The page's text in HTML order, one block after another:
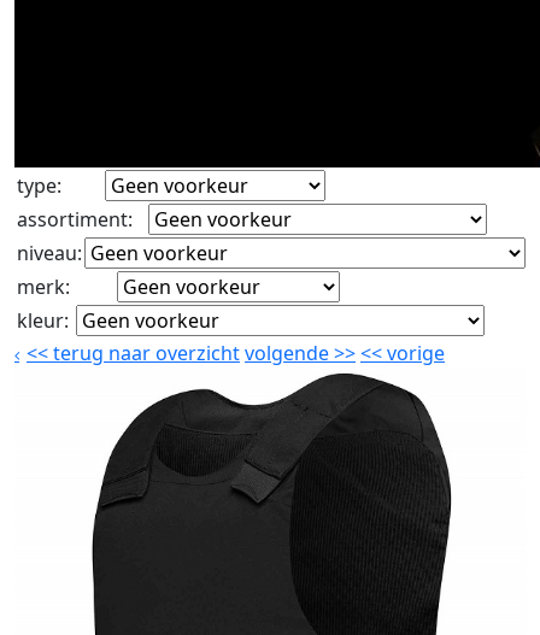
type:
assortiment:
niveau:
merk:
kleur:
<<terug naar overzichtvolgende>><<vorige